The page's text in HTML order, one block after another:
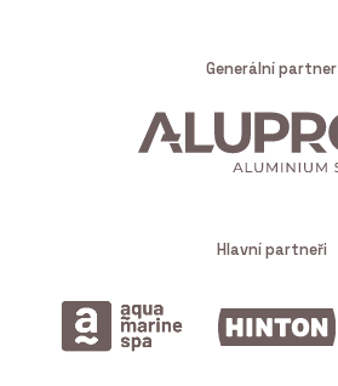
Generální partner
Hlavní partneři